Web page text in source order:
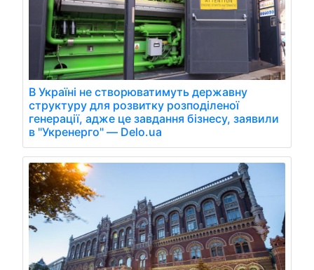
В Україні не створюватимуть державну
структуру для розвитку розподіленої
генерації, адже це завдання бізнесу, заявили
в "Укренерго" — Delo.ua